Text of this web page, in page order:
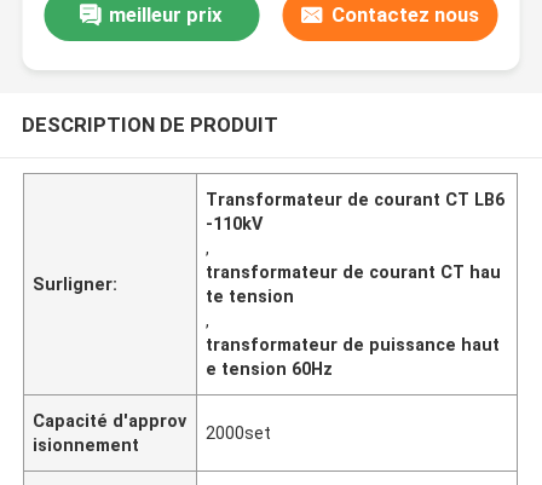
meilleur prix Contactez nous
DESCRIPTION DE PRODUIT
Surligner:
Transformateur de courant CT LB6
-110kV
,
transformateur de courant CT hau
te tension
,
transformateur de puissance haut
e tension 60Hz
Capacité d'approv
isionnement
2000set